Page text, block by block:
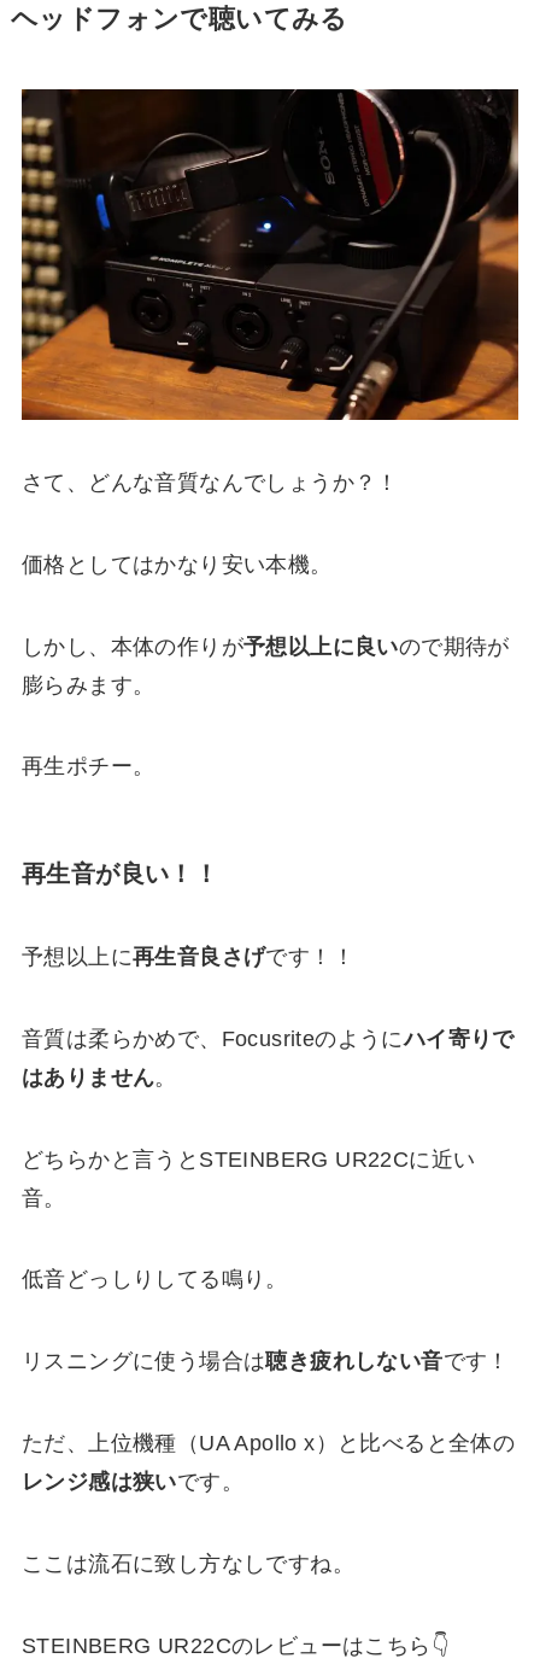
ヘッドフォンで聴いてみる
さて、どんな音質なんでしょうか？！
価格としてはかなり安い本機。
しかし、本体の作りが予想以上に良いので期待が
膨らみます。
再生ポチー。
再生音が良い！！
予想以上に再生音良さげです！！
音質は柔らかめで、Focusriteのようにハイ寄りで
はありません。
どちらかと言うとSTEINBERG UR22Cに近い
音。
低音どっしりしてる鳴り。
リスニングに使う場合は聴き疲れしない音です！
ただ、上位機種（UA Apollo x）と比べると全体の
レンジ感は狭いです。
ここは流石に致し方なしですね。
STEINBERG UR22Cのレビューはこちら👇